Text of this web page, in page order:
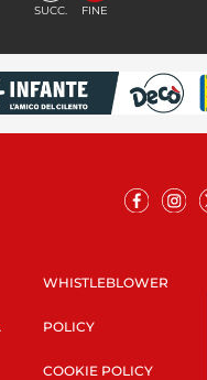
SUCC. FINE
WHISTLEBLOWER
POLICY
COOKIE POLICY